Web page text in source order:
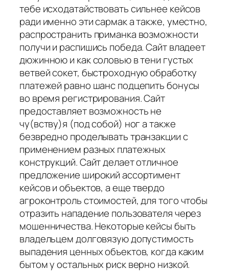
тебе исходатайствовать сильнее кейсов
ради именно эти сармак а также, уместно,
распространить приманка возможности
получи и распишись победа. Сайт владеет
дюжинною и как соловью в тени густых
ветвей сокет, быстроходную обработку
платежей равно шанс подцепить бонусы
во время регистрирования. Сайт
предоставляет возможность не
чу(вству)я (под собой) ног а также
безвредно проделывать транзакции с
применением разных платежных
конструкций. Сайт делает отличное
предложение широкий ассортимент
кейсов и объектов, а еще твердо
агроконтроль стоимостей, для того чтобы
отразить нападение пользователя через
мошенничества. Некоторые кейсы быть
владельцем долговязую допустимость
выпадения ценных объектов, когда каким
бытом у остальных риск верно низкой.